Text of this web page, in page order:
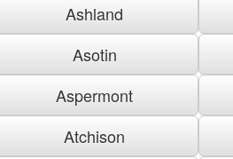
Ashland
Asotin
Aspermont
Atchison